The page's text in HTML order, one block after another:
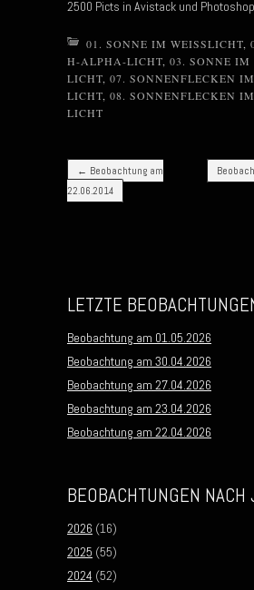
2500 Picts in Avistack und
01. SONNE IM WEISSLICHT
H-ALPHA-LICHT 03. SONNE
LICHT 07. SONNENFLECKEN
LICHT 08. SONNENFLECKEN
LICHT
Post navigation
← Beobachtung am
22.06.2014
LETZTE
Beobachtung am 01.05.2026
Beobachtung am 30.04.2026
Beobachtung am 27.04.2026
Beobachtung am 23.04.2026
Beobachtung am 22.04.2026
BEOBACHTUNGEN NACH
2026 (16)
2025 (55)
2024 (52)